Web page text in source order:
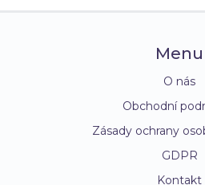
Menu
O nás
Obchodní
Zásady ochrany
GDPR
Kontakt